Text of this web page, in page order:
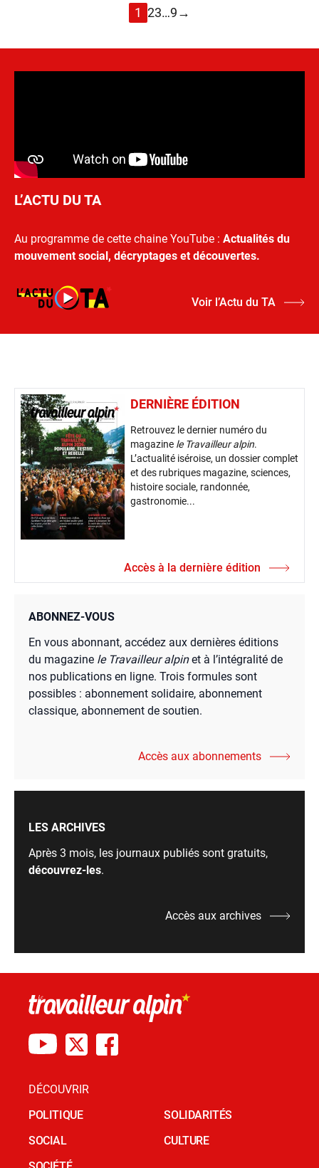
1 23…9→
L’ACTU DU TA
Au programme de cette chaine YouTube : Actualités du
mouvement social, décryptages et découvertes.
Voir l’Actu du TA
DERNIÈRE ÉDITION
Retrouvez le dernier numéro du
magazine le Travailleur alpin.
L’actualité iséroise, un dossier complet
et des rubriques magazine, sciences,
histoire sociale, randonnée,
gastronomie...
Accès à la dernière édition
ABONNEZ-VOUS
En vous abonnant, accédez aux dernières éditions
du magazine le Travailleur alpinet à l’intégralité de
nos publications en ligne. Trois formules sont
possibles : abonnement solidaire, abonnement
classique, abonnement de soutien.
Accès aux abonnements
LES ARCHIVES
Après 3 mois, les journaux publiés sont gratuits,
découvrez-les.
Accès aux archives
DÉCOUVRIR
POLITIQUE
SOCIAL
SOLIDARITÉS
CULTURE